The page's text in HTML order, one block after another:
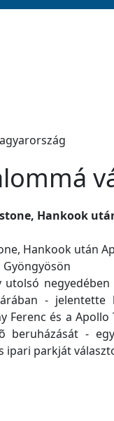
Hankook
Hankook után
utolsó
- jelentette
Ferenc és a
beruházását -
ipari parkját